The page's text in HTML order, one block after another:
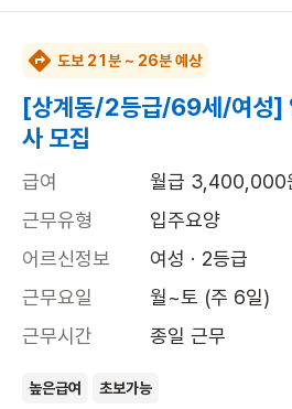
도보 21분 ~ 26분 예상
[상계동/2등급/69세/여성]
사 모집
급여
월급 3,400,000
근무유형
입주요양
어르신정보
여성 · 2등급
근무요일
월~토 (주 6일)
근무시간
종일 근무
높은급여 초보가능